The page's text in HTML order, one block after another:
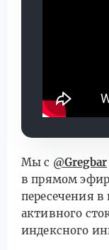
Мы с @Gregbar
в прямом
пересечения
активного
индексного